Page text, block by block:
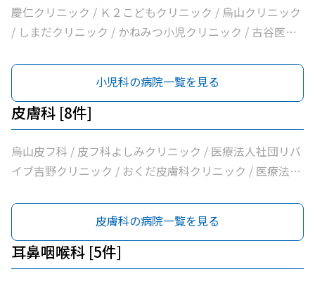
ニック / 医療法人社団親樹会恵泉第二クリニック / 烏山慶
友整形外科・内科総合クリニック / 医療法人社団広田内科
ク / ヒロクリニック / 南烏山クリニック / Ｋメディカルク
リニック / 医療法人社団リバイブ吉野クリニック / しまだ
クリニック / 千歳烏山駅前内科・糖尿病クリニック / ヨシ
ダ消化器内科クリニック / 医療法人社団永研会ちとせクリ
ニック / 古谷医院 / 世田谷区医師会付属烏山診療所 / 交番
通り歯科 / 医療法人社団小島整形外科医院 / 杉浦クリニッ
清孝会田村クリニック / 香川内科クリニック / 大賀内科ク
リニック / 上祖師谷かたらいクリニック / 医療法人社団親
樹会恵泉クリニック / ちとせ台内科クリニック
慶仁クリニック / Ｋ２こどもクリニック / 烏山クリニック
/ しまだクリニック / かねみつ小児クリニック / 古谷医院 /
内科クリニック / ほった小児科クリニック
小児科の病院一覧を見る
皮膚科 [8件]
烏山皮フ科 / 皮フ科よしみクリニック / 医療法人社団リバ
イブ吉野クリニック / おくだ皮膚科クリニック / 医療法人
/ みずき皮膚科
皮膚科の病院一覧を見る
耳鼻咽喉科 [5件]